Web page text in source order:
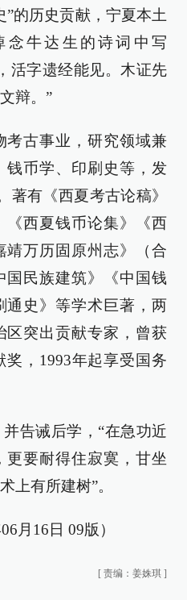
的历史贡献，宁夏本土
念牛达生的诗词中写
活字遗经能见。木证先
辩。”
考古事业，研究领域兼
钱币学、印刷史等，发
著有《西夏考古论稿》
《西夏钱币论集》《西
靖万历固原州志》（合
国民族建筑》《中国钱
通史》等学术巨著，两
区突出贡献专家，曾获
，1993年起享受国务
告诫后学，“在急功近
更要耐得住寂寞，甘坐
上有所建树”。
月16日 09版）
[ 责编：姜姝琪 ]